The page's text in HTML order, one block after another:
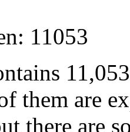
11053
them are
there are